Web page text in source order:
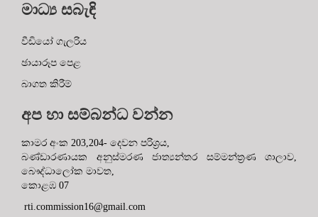
මාධ්‍ය සබැඳි
වීඩියෝ ගැලරිය
ඡායාරූප පෙළ
බාගත කිරීම්
අප හා සම්බන්ධ වන්න
කාමර අංක 203,204- දෙවන පරිශ්‍රය,
බණ්ඩාරණායක අනුස්මරණ ජාත්‍යන්තර සම්මන්ත්‍රණ ශාලාව,
බෞද්ධාලෝක මාවත,
කොළඹ 07
rti.commission16@gmail.com